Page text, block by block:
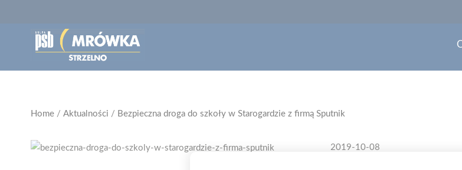
Home / Aktualności / Bezpieczna droga do szkoły w Starogardzie z firmą Sputnik
2019-10-08
BEZPIECZNA